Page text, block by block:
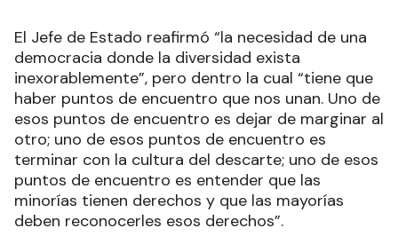
El Jefe de Estado reafirmó “la necesidad de una
democracia donde la diversidad exista
inexorablemente”, pero dentro la cual “tiene que
haber puntos de encuentro que nos unan. Uno de
esos puntos de encuentro es dejar de marginar al
otro; uno de esos puntos de encuentro es
terminar con la cultura del descarte; uno de esos
puntos de encuentro es entender que las
minorías tienen derechos y que las mayorías
deben reconocerles esos derechos”.